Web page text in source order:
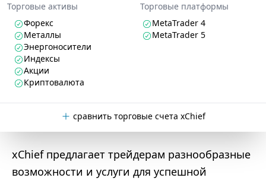
Торговые активы
Форекс
Металлы
Энергоносители
Индексы
Акции
Криптовалюта
Торговые платформы
MetaTrader 4
MetaTrader 5
сравнить торговые счета xChief
xChief предлагает трейдерам разнообразные
возможности и услуги для успешной